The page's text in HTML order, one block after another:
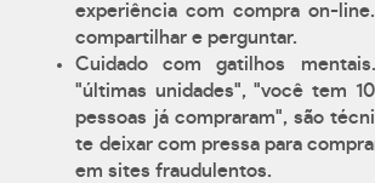
experiência com compra on-
compartilhar e perguntar.
Cuidado com gatilhos
"últimas unidades", "você tem
pessoas já compraram", são
te deixar com pressa para
em sites fraudulentos.